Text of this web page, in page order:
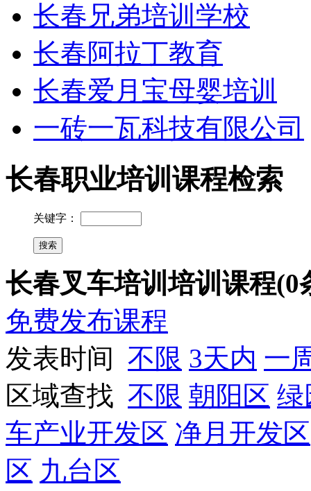
长春兄弟培训学校
长春阿拉丁教育
长春爱月宝母婴培训
一砖一瓦科技有限公司
长春职业培训课程检索
关键字：
长春叉车培训培训课程(0
免费发布课程
发表时间 不限 3天内 一
区域查找 不限 朝阳区 绿
车产业开发区 净月开发区
区 九台区